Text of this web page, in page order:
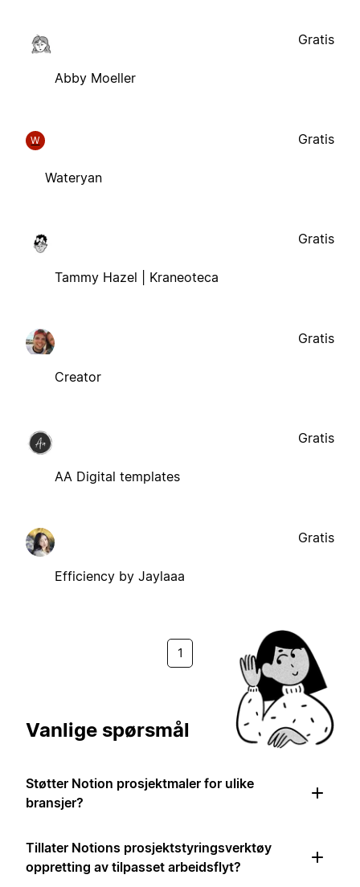
Abby Moeller
Gratis
W
Wateryan
Gratis
Tammy Hazel | Kraneoteca
Gratis
Creator
Gratis
AA Digital templates
Gratis
Efficiency by Jaylaaa
Gratis
1
Vanlige spørsmål
Støtter Notion prosjektmaler for ulike
bransjer?
Tillater Notions prosjektstyringsverktøy
oppretting av tilpasset arbeidsflyt?